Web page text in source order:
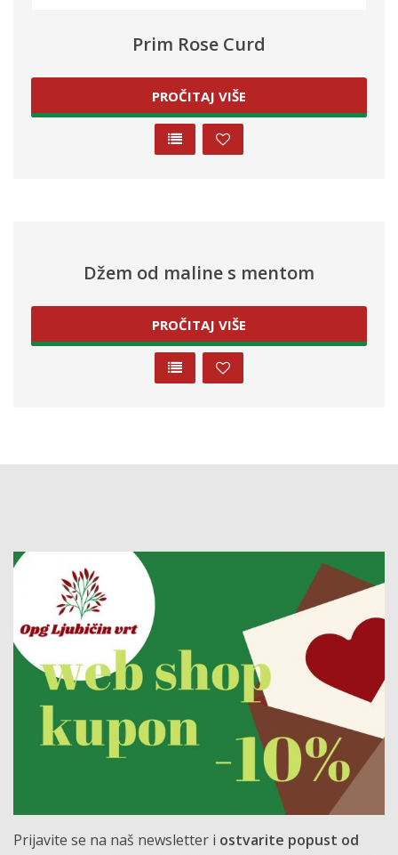
Prim Rose Curd
PROČITAJ VIŠE
Džem od maline s mentom
PROČITAJ VIŠE
Prijavite se na naš newsletter i ostvarite popust od